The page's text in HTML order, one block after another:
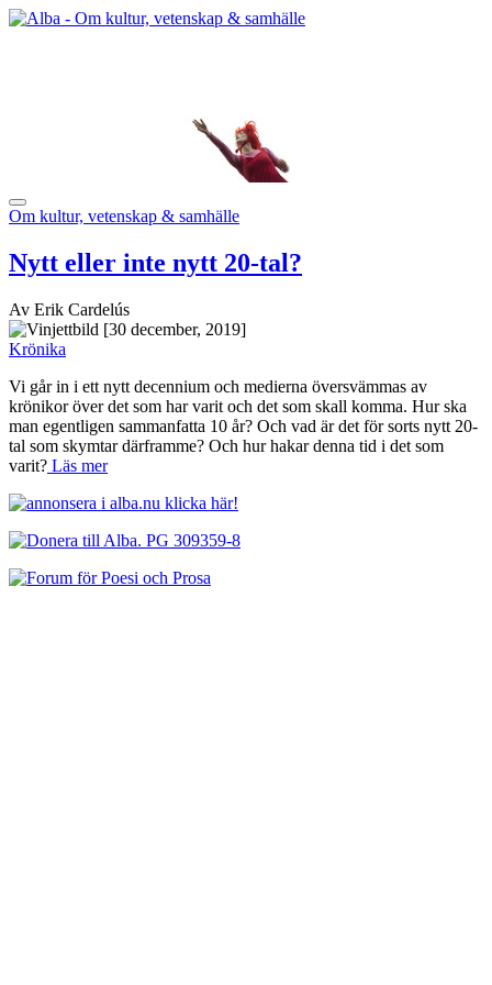
Om kultur, vetenskap & samhälle
Nytt eller inte nytt 20-tal?
Av Erik Cardelús
[30 december, 2019]
Krönika
Vi går in i ett nytt decennium och medierna översvämmas av
krönikor över det som har varit och det som skall komma. Hur ska
man egentligen sammanfatta 10 år? Och vad är det för sorts nytt 20-
tal som skymtar därframme? Och hur hakar denna tid i det som
varit? Läs mer